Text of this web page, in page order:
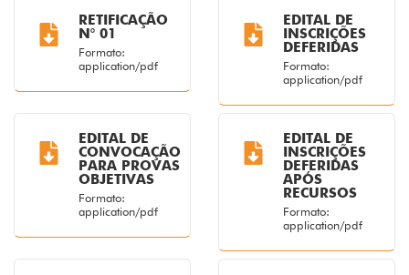
RETIFICAÇÃO
N° 01
Formato:
application/pdf
EDITAL DE
INSCRIÇÕES
DEFERIDAS
Formato:
application/pdf
EDITAL DE
CONVOCAÇÃO
PARA PROVAS
OBJETIVAS
Formato:
application/pdf
EDITAL DE
INSCRIÇÕES
DEFERIDAS
APÓS
RECURSOS
Formato:
application/pdf